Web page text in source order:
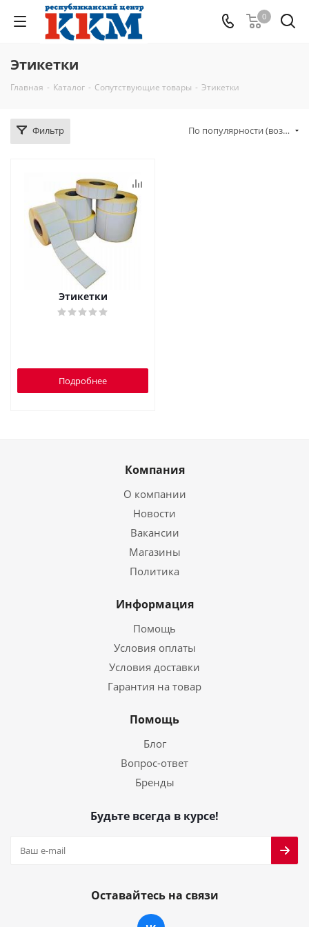
0
Этикетки
Главная - Каталог - Сопутствующие товары - Этикетки
Фильтр По популярности (возрастание)
Этикетки
Подробнее
Компания
О компании
Новости
Вакансии
Магазины
Политика
Информация
Помощь
Условия оплаты
Условия доставки
Гарантия на товар
Помощь
Блог
Вопрос-ответ
Бренды
Будьте всегда в курсе!
Оставайтесь на связи